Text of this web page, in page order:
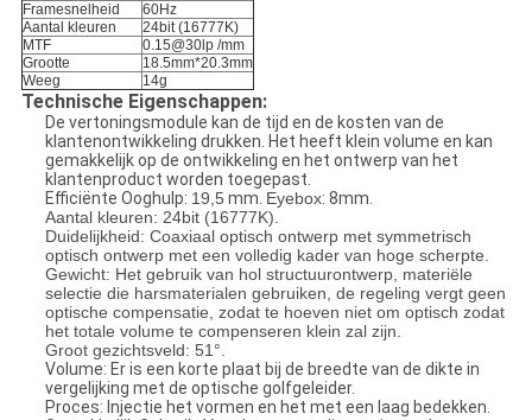
Framesnelheid
60Hz
Aantal kleuren
24bit (16777K)
MTF
0.15@30lp /mm
Grootte
18.5mm*20.3mm
Weeg
14g
Technische Eigenschappen:
De vertoningsmodule kan de tijd en de kosten van de
klantenontwikkeling drukken. Het heeft klein volume en kan
gemakkelijk op de ontwikkeling en het ontwerp van het
klantenproduct worden toegepast.
Efficiënte Ooghulp: 19,5 mm. Eyebox: 8mm.
Aantal kleuren: 24bit (16777K).
Duidelijkheid: Coaxiaal optisch ontwerp met symmetrisch
optisch ontwerp met een volledig kader van hoge scherpte.
Gewicht: Het gebruik van hol structuurontwerp, materiële
selectie die harsmaterialen gebruiken, de regeling vergt geen
optische compensatie, zodat te hoeven niet om optisch zodat
het totale volume te compenseren klein zal zijn.
Groot gezichtsveld: 51°.
Volume: Er is een korte plaat bij de breedte van de dikte in
vergelijking met de optische golfgeleider.
Proces: Injectie het vormen en het met een laag bedekken.